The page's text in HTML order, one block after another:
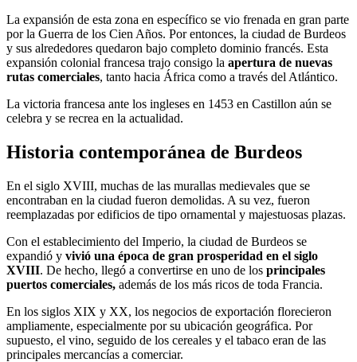
La expansión de esta zona en específico se vio frenada en gran parte
por la Guerra de los Cien Años. Por entonces, la ciudad de Burdeos
y sus alrededores quedaron bajo completo dominio francés. Esta
expansión colonial francesa trajo consigo la apertura de nuevas
rutas comerciales, tanto hacia África como a través del Atlántico.
La victoria francesa ante los ingleses en 1453 en Castillon aún se
celebra y se recrea en la actualidad.
Historia contemporánea de Burdeos
En el siglo XVIII, muchas de las murallas medievales que se
encontraban en la ciudad fueron demolidas. A su vez, fueron
reemplazadas por edificios de tipo ornamental y majestuosas plazas.
Con el establecimiento del Imperio, la ciudad de Burdeos se
expandió y vivió una época de gran prosperidad en el siglo
XVIII. De hecho, llegó a convertirse en uno de los principales
puertos comerciales, además de los más ricos de toda Francia.
En los siglos XIX y XX, los negocios de exportación florecieron
ampliamente, especialmente por su ubicación geográfica. Por
supuesto, el vino, seguido de los cereales y el tabaco eran de las
principales mercancías a comerciar.